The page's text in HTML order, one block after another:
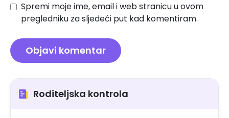
Spremi moje ime, email i web stranicu u ovom
pregledniku za sljedeći put kad komentiram.
Roditeljska kontrola